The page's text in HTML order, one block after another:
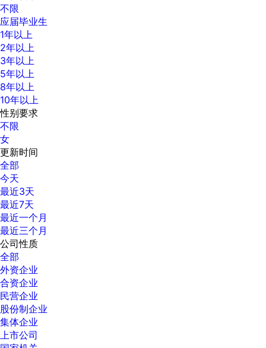
不限
应届毕业生
1年以上
2年以上
3年以上
5年以上
8年以上
10年以上
性别要求
不限
女
更新时间
全部
今天
最近3天
最近7天
最近一个月
最近三个月
公司性质
全部
外资企业
合资企业
民营企业
股份制企业
集体企业
上市公司